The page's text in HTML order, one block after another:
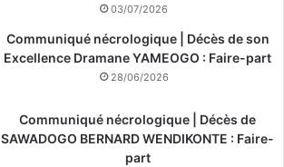
03/07/2026
Communiqué nécrologique | Décès de son
Excellence Dramane YAMEOGO : Faire-part
28/06/2026
Communiqué nécrologique | Décès de
SAWADOGO BERNARD WENDIKONTE : Faire-
part